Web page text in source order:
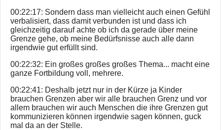
00:22:17: Sondern dass man vielleicht auch einen Gefühl
verbalisiert, dass damit verbunden ist und dass ich
gleichzeitig darauf achte ob ich da gerade über meine
Grenze gehe, ob meine Bedürfsnisse auch alle dann
irgendwie gut erfüllt sind.
00:22:32: Ein großes großes großes Thema... macht eine
ganze Fortbildung voll, mehrere.
00:22:41: Deshalb jetzt nur in der Kürze ja Kinder
brauchen Grenzen aber wir alle brauchen Grenz und vor
allem brauchen wir auch Menschen die ihre Grenzen gut
kommunizieren können irgendwie sagen können, guck
mal da an der Stelle.